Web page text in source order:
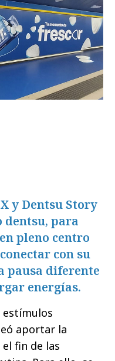
y Dentsu Story
dentsu, para
pleno centro
con su
pausa diferente
energías.
estímulos
aportar la
fin de las